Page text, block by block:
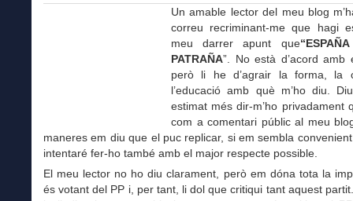
Un amable lector del meu blog
correu recriminant-me que hagi
meu darrer apunt que
PATRAÑA”. No està d’acord amb
però li he d’agrair la forma, la
l’educació amb què m’ho diu.
estimat més dir-m’ho privadament
com a comentari públic al meu
maneres em diu que el puc replicar, si em sembla
intentaré fer-ho també amb el major respecte possible.
El meu lector no ho diu clarament, però em dóna tota la
és votant del PP i, per tant, li dol que critiqui tant aquest